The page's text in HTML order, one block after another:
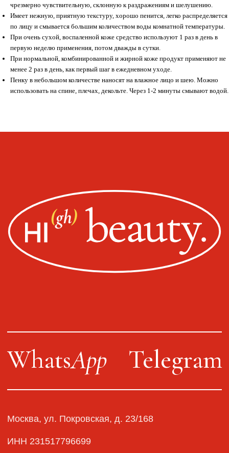
чрезмерно чувствительную, склонную к раздражениям и шелушению.
Имеет нежную, приятную текстуру, хорошо пенится, легко распределяется
по лицу и смывается большим количеством воды комнатной температуры.
При очень сухой, воспаленной коже средство используют 1 раз в день в
первую неделю применения, потом дважды в сутки.
При нормальной, комбинированной и жирной коже продукт применяют не
менее 2 раз в день, как первый шаг в ежедневном уходе.
Пенку в небольшом количестве наносят на влажное лицо и шею. Можно
использовать на спине, плечах, декольте. Через 1-2 минуты смывают водой.
ИП Пищелева В.А.
Оплата, доставка, возврат
Сайт от segoch.ru
WhatsApp Telegram